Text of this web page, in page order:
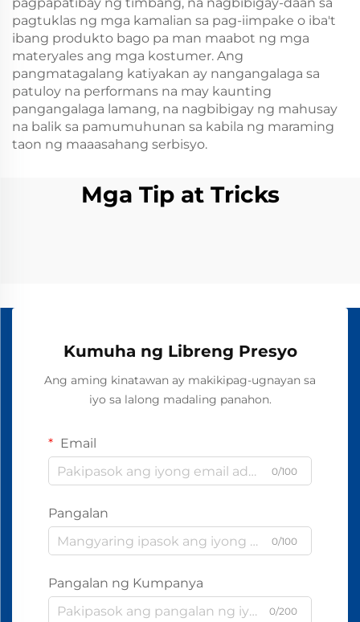
pagtuklas ng mga kamalian sa pag-iimpake o iba't
ibang produkto bago pa man maabot ng mga
materyales ang mga kostumer. Ang
pangmatagalang katiyakan ay nangangalaga sa
patuloy na performans na may kaunting
pangangalaga lamang, na nagbibigay ng mahusay
na balik sa pamumuhunan sa kabila ng maraming
taon ng maaasahang serbisyo.
Mga Tip at Tricks
Kumuha ng Libreng Presyo
Ang aming kinatawan ay makikipag-ugnayan sa
iyo sa lalong madaling panahon.
Email
0/100
Pangalan
0/100
Pangalan ng Kumpanya
0/200